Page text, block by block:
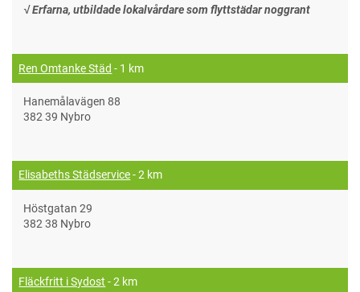
√ Erfarna, utbildade lokalvårdare som flyttstädar noggrant
Ren Omtanke Städ - 1 km
Hanemålavägen 88
382 39 Nybro
Elisabeths Städservice- 2 km
Höstgatan 29
382 38 Nybro
Fläckfritt i Sydost - 2 km